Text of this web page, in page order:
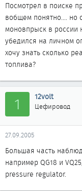
Посмотрел в поиске
вобщем понятно.... но
моновпрыск в россии
убедился на личном
хочу знать сколько
топлива?
1 12volt
Цефировод
27.09.2005
Большая часть
например QG18 и
pressure regulator.